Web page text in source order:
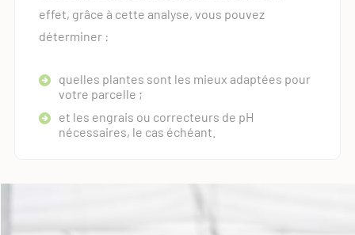
effet, grâce à cette analyse, vous pouvez
déterminer :
quelles plantes sont les mieux adaptées pour
votre parcelle ;
et les engrais ou correcteurs de pH
nécessaires, le cas échéant.